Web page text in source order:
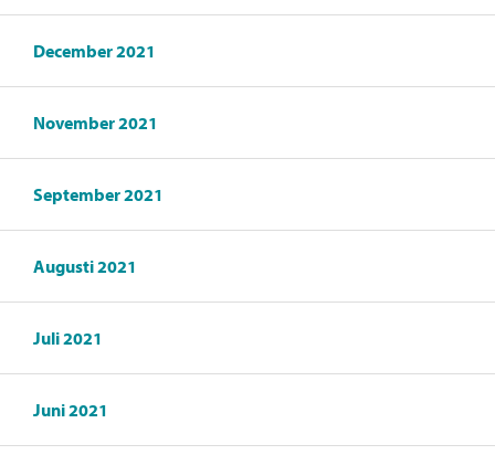
December 2021
November 2021
September 2021
Augusti 2021
Juli 2021
Juni 2021